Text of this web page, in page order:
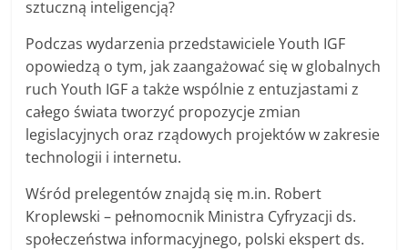
sztuczną inteligencją?
Podczas wydarzenia przedstawiciele Youth IGF
opowiedzą o tym, jak zaangażować się w globalnych
ruch Youth IGF a także wspólnie z entuzjastami z
całego świata tworzyć propozycje zmian
legislacyjnych oraz rządowych projektów w zakresie
technologii i internetu.
Wśród prelegentów znajdą się m.in. Robert
Kroplewski – pełnomocnik Ministra Cyfryzacji ds.
społeczeństwa informacyjnego, polski ekspert ds.